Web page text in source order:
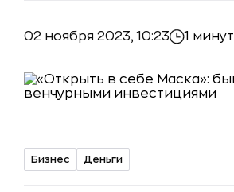
02 ноября 2023, 10:23 1
Бизнес Деньги